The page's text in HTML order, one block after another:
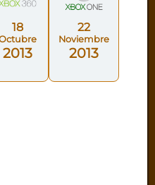
18
2013
22
Noviembre
2013